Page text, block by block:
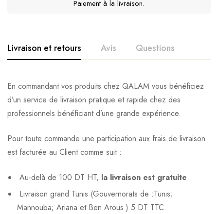
Paiement à la livraison.
Livraison et retours Avis Questions
En commandant vos produits chez QALAM vous bénéficiez
d’un service de livraison pratique et rapide chez des
professionnels bénéficiant d’une grande expérience.
Pour toute commande une participation aux frais de livraison
est facturée au Client comme suit :
Au-delà de 100 DT HT, la livraison est gratuite.
Livraison grand Tunis (Gouvernorats de :Tunis;
Mannouba; Ariana et Ben Arous ) 5 DT TTC.